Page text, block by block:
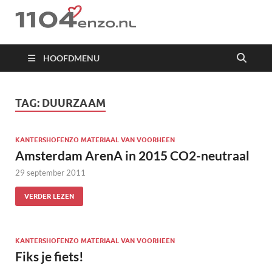
1104 en zo
HOOFDMENU
TAG: DUURZAAM
KANTERSHOFENZO MATERIAAL VAN VOORHEEN
Amsterdam ArenA in 2015 CO2-neutraal
29 september 2011
VERDER LEZEN
KANTERSHOFENZO MATERIAAL VAN VOORHEEN
Fiks je fiets!